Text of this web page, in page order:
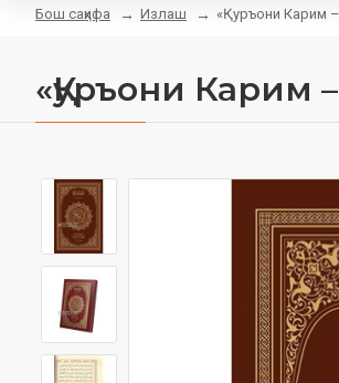
Бош саҳифа Излаш «Қуръони Карим –
«Қуръони Карим